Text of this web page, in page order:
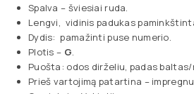
Spalva – šviesiai ruda.
Lengvi, vidinis padukas
Dydis: pamažinti puse numerio.
Plotis – G.
Puošta: odos dirželiu, padas
Prieš vartojimą patartina –